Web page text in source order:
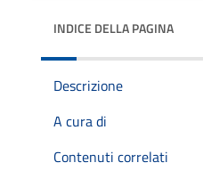
INDICE DELLA PAGINA
Descrizione
A cura di
Contenuti correlati